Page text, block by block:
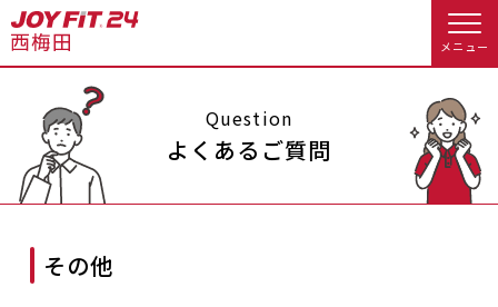
メニュー
店舗トップ
Question
よくあるご質問
その他